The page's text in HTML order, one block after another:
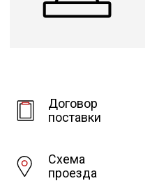
Договор
поставки
Схема
проезда